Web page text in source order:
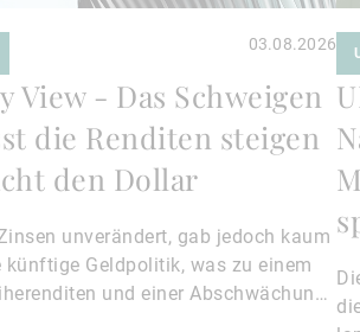
03.08.2026
View - Das Schweigen
die Renditen steigen
den Dollar
unverändert, gab jedoch kaum
künftige Geldpolitik, was zu einem
und einer Abschwächung